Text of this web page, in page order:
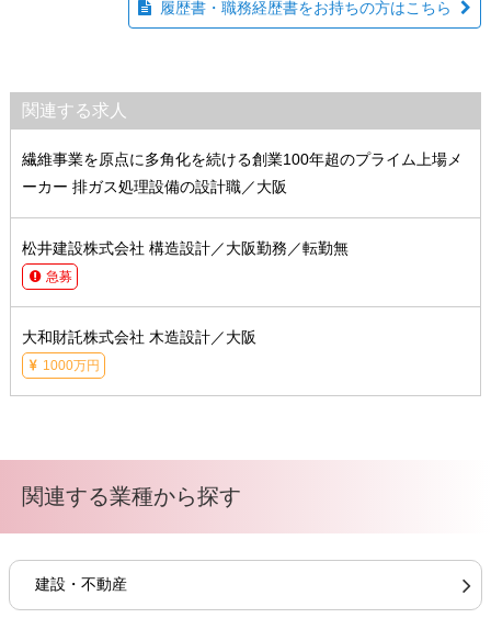
履歴書・職務経歴書をお持ちの方はこちら
関連する求人
繊維事業を原点に多角化を続ける創業100年超のプライム上場メ
ーカー 排ガス処理設備の設計職／大阪
松井建設株式会社 構造設計／大阪勤務／転勤無
急募
大和財託株式会社 木造設計／大阪
1000万円
関連する業種から探す
建設・不動産